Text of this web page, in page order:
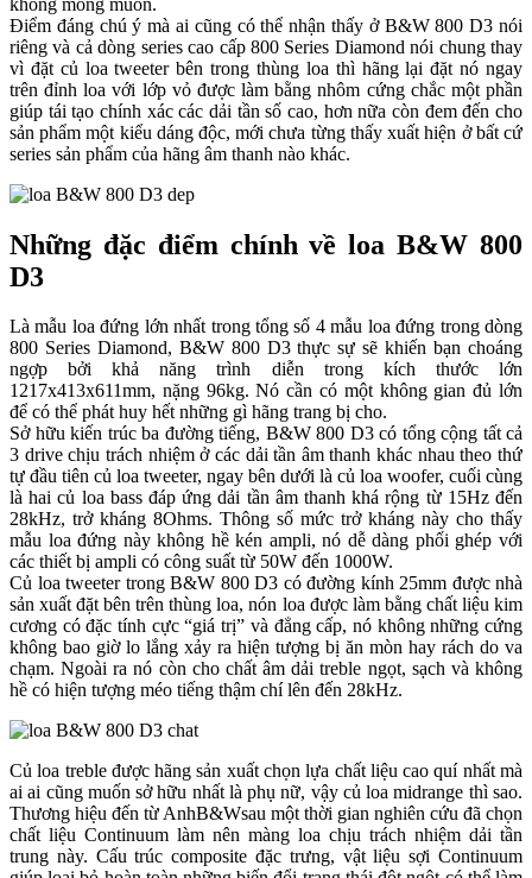
Điểm đáng chú ý mà ai cũng có thể nhận thấy ở B&W 800 D3 nói
riêng và cả dòng series cao cấp 800 Series Diamond nói chung thay
vì đặt củ loa tweeter bên trong thùng loa thì hãng lại đặt nó ngay
trên đỉnh loa với lớp vỏ được làm bằng nhôm cứng chắc một phần
giúp tái tạo chính xác các dải tần số cao, hơn nữa còn đem đến cho
sản phẩm một kiểu dáng độc, mới chưa từng thấy xuất hiện ở bất cứ
series sản phẩm của hãng âm thanh nào khác.
Những đặc điểm chính về loa B&W 800
D3
Là mẫu loa đứng lớn nhất trong tổng số 4 mẫu loa đứng trong dòng
800 Series Diamond, B&W 800 D3 thực sự sẽ khiến bạn choáng
ngợp bởi khả năng trình diễn trong kích thước lớn
1217x413x611mm, nặng 96kg. Nó cần có một không gian đủ lớn
để có thể phát huy hết những gì hãng trang bị cho.
Sở hữu kiến trúc ba đường tiếng, B&W 800 D3 có tổng cộng tất cả
3 drive chịu trách nhiệm ở các dải tần âm thanh khác nhau theo thứ
tự đầu tiên củ loa tweeter, ngay bên dưới là củ loa woofer, cuối cùng
là hai củ loa bass đáp ứng dải tần âm thanh khá rộng từ 15Hz đến
28kHz, trở kháng 8Ohms. Thông số mức trở kháng này cho thấy
mẫu loa đứng này không hề kén ampli, nó dễ dàng phối ghép với
các thiết bị ampli có công suất từ 50W đến 1000W.
Củ loa tweeter trong B&W 800 D3 có đường kính 25mm được nhà
sản xuất đặt bên trên thùng loa, nón loa được làm bằng chất liệu kim
cương có đặc tính cực “giá trị” và đẳng cấp, nó không những cứng
không bao giờ lo lắng xảy ra hiện tượng bị ăn mòn hay rách do va
chạm. Ngoài ra nó còn cho chất âm dải treble ngọt, sạch và không
hề có hiện tượng méo tiếng thậm chí lên đến 28kHz.
Củ loa treble được hãng sản xuất chọn lựa chất liệu cao quí nhất mà
ai ai cũng muốn sở hữu nhất là phụ nữ, vậy củ loa midrange thì sao.
Thương hiệu đến từ AnhB&Wsau một thời gian nghiên cứu đã chọn
chất liệu Continuum làm nên màng loa chịu trách nhiệm dải tần
trung này. Cấu trúc composite đặc trưng, vật liệu sợi Continuum